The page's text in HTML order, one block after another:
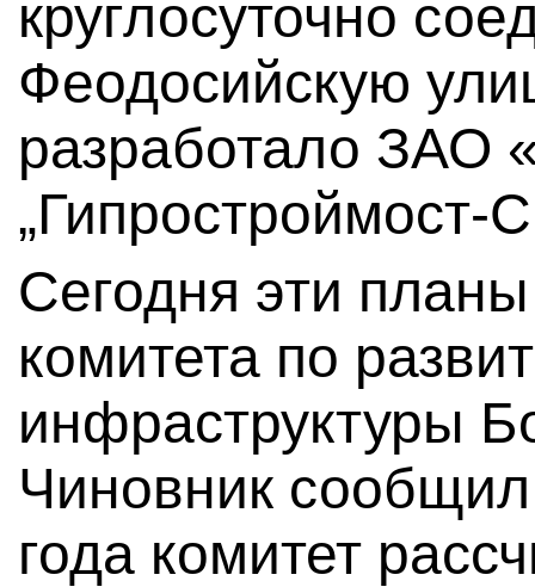
круглосуточно
Феодосийскую
разработало ЗАО
„Гипростроймост-
Сегодня эти
комитета по
инфраструктуры
Чиновник
года комитет